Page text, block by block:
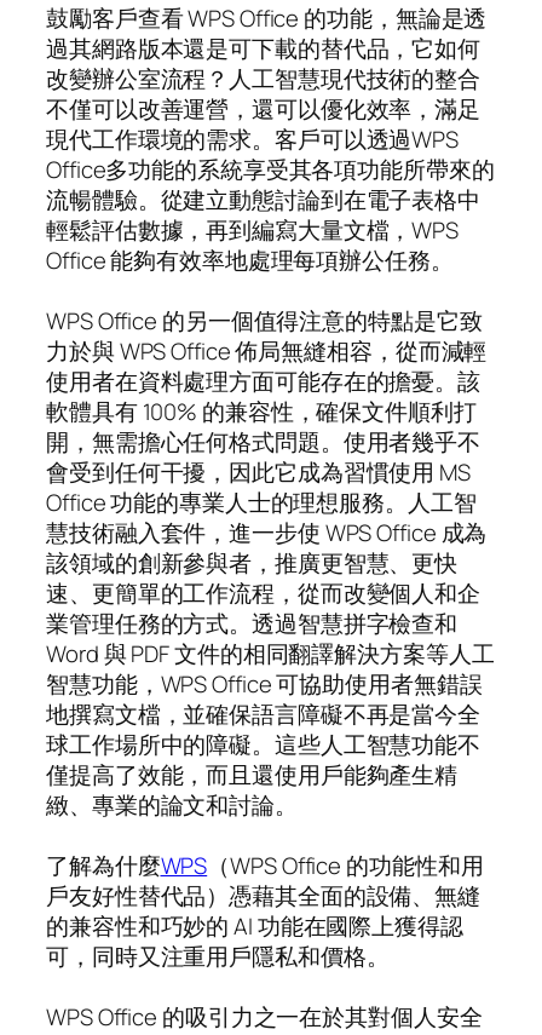
鼓勵客戶查看 WPS Office 的功能，無論是透
過其網路版本還是可下載的替代品，它如何
改變辦公室流程？人工智慧現代技術的整合
不僅可以改善運營，還可以優化效率，滿足
現代工作環境的需求。客戶可以透過WPS
Office多功能的系統享受其各項功能所帶來的
流暢體驗。從建立動態討論到在電子表格中
輕鬆評估數據，再到編寫大量文檔，WPS
Office 能夠有效率地處理每項辦公任務。
WPS Office 的另一個值得注意的特點是它致
力於與 WPS Office 佈局無縫相容，從而減輕
使用者在資料處理方面可能存在的擔憂。該
軟體具有 100% 的兼容性，確保文件順利打
開，無需擔心任何格式問題。使用者幾乎不
會受到任何干擾，因此它成為習慣使用 MS
Office 功能的專業人士的理想服務。人工智
慧技術融入套件，進一步使 WPS Office 成為
該領域的創新參與者，推廣更智慧、更快
速、更簡單的工作流程，從而改變個人和企
業管理任務的方式。透過智慧拼字檢查和
Word 與 PDF 文件的相同翻譯解決方案等人工
智慧功能，WPS Office 可協助使用者無錯誤
地撰寫文檔，並確保語言障礙不再是當今全
球工作場所中的障礙。這些人工智慧功能不
僅提高了效能，而且還使用戶能夠產生精
緻、專業的論文和討論。
了解為什麼WPS （WPS Office 的功能性和用
戶友好性替代品）憑藉其全面的設備、無縫
的兼容性和巧妙的 AI 功能在國際上獲得認
可，同時又注重用戶隱私和價格。
WPS Office 的吸引力之一在於其對個人安全